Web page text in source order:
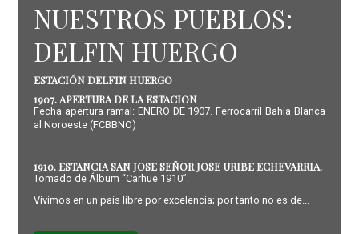
NUESTROS PUEBLOS:
DELFIN HUERGO
ESTACIÓN DELFIN HUERGO
1907. APERTURA DE LA ESTACION
Fecha apertura ramal: ENERO DE 1907. Ferrocarril Bahía Blanca
al Noroeste (FCBBNO)
1910. ESTANCIA SAN JOSE SEÑOR JOSE URIBE ECHEVARRIA.
Tomado de Álbum “Carhue 1910”.
Vivimos en un país libre por excelencia; por tanto no es de...